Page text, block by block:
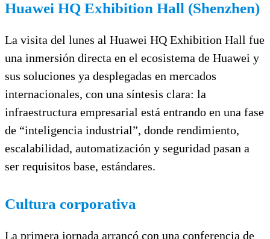
Huawei HQ Exhibition Hall (Shenzhen)
La visita del lunes al Huawei HQ Exhibition Hall fue
una inmersión directa en el ecosistema de Huawei y
sus soluciones ya desplegadas en mercados
internacionales, con una síntesis clara: la
infraestructura empresarial está entrando en una fase
de “inteligencia industrial”, donde rendimiento,
escalabilidad, automatización y seguridad pasan a
ser requisitos base, estándares.
Cultura corporativa
La primera jornada arrancó con una conferencia de